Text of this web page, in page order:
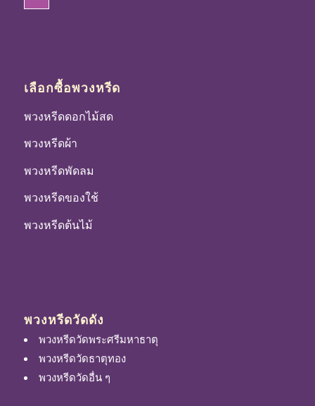
เลือกซื้อพวงหรีด
พวงหรีดดอกไม้สด
พวงหรีดผ้า
พวงหรีดพัดลม
พวงหรีดของใช้
พวงหรีดต้นไม้
พวงหรีดวัดดัง
พวงหรีดวัดพระศรีมหาธาตุ
พวงหรีดวัดธาตุทอง
พวงหรีดวัดอื่น ๆ